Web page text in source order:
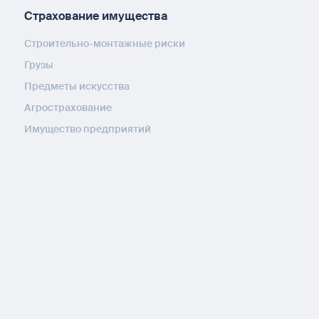
Страхование имущества
Строительно-монтажные риски
Грузы
Предметы искусства
Агрострахование
Имущество предприятий